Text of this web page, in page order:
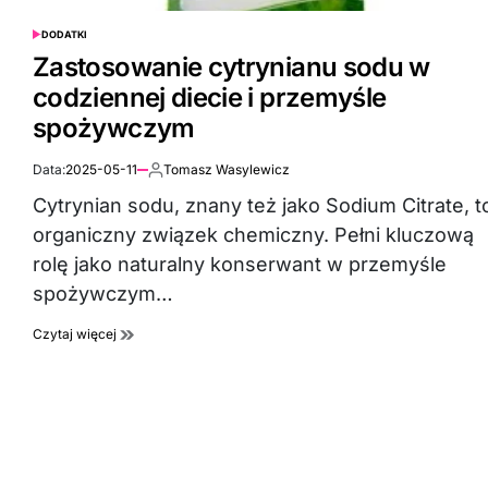
POSTED
IN
DODATKI
Zastosowanie cytrynianu sodu w
codziennej diecie i przemyśle
spożywczym
Data:2025-05-11 Autor:
Tomasz Wasylewicz
Cytrynian sodu, znany też jako Sodium Citrate,
organiczny związek chemiczny. Pełni kluczową
rolę jako naturalny konserwant w przemyśle
spożywczym…
Czytaj więcej